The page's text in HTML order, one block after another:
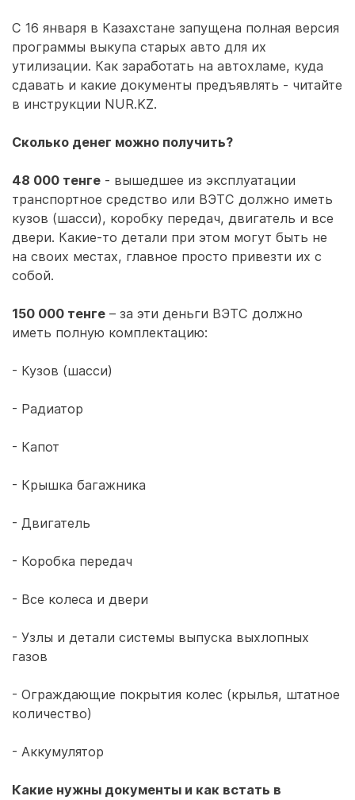
С 16 января в Казахстане запущена полная версия
программы выкупа старых авто для их
утилизации. Как заработать на автохламе, куда
сдавать и какие документы предъявлять - читайте
в инструкции NUR.KZ.
Сколько денег можно получить?
48 000 тенге - вышедшее из эксплуатации
транспортное средство или ВЭТС должно иметь
кузов (шасси), коробку передач, двигатель и все
двери. Какие-то детали при этом могут быть не
на своих местах, главное просто привезти их с
собой.
150 000 тенге – за эти деньги ВЭТС должно
иметь полную комплектацию:
- Кузов (шасси)
- Радиатор
- Капот
- Крышка багажника
- Двигатель
- Коробка передач
- Все колеса и двери
- Узлы и детали системы выпуска выхлопных
газов
- Ограждающие покрытия колес (крылья, штатное
количество)
- Аккумулятор
Какие нужны документы и как встать в